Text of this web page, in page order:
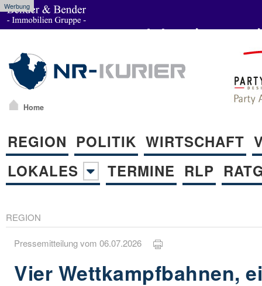
Werbung
Home
REGION POLITIK WIRTSCHAFT
LOKALES
TERMINE RLP
REGION
Pressemitteilung vom 06.07.2026
Vier Wettkampfbahnen,